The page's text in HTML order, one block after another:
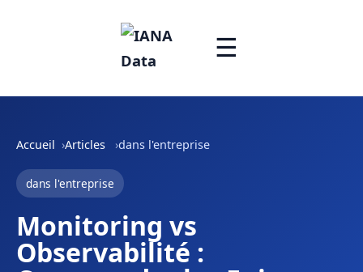
☰
Accueil Articles dans l'entreprise
dans l'entreprise
Monitoring vs
Observabilité :